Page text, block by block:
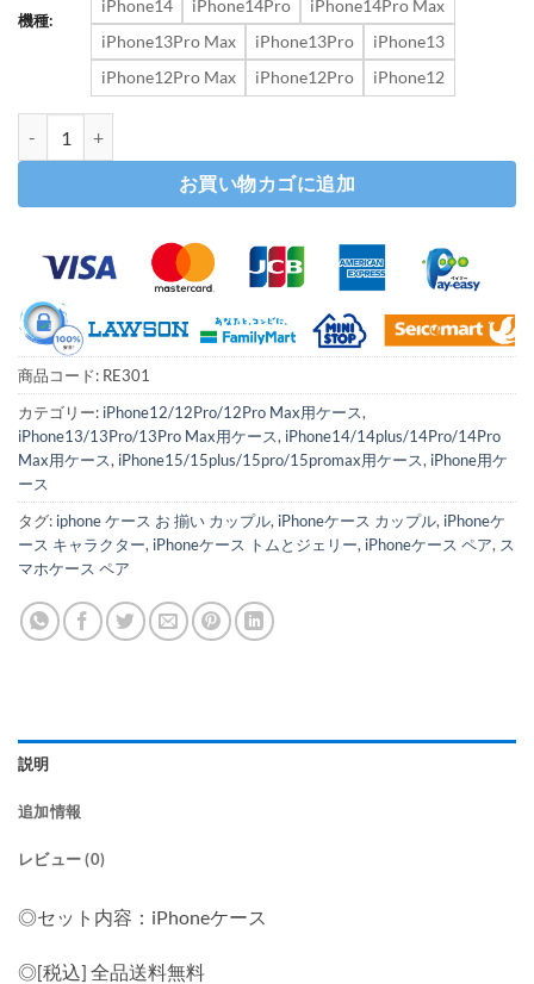
機種:
iPhone14
iPhone14Pro
iPhone14Pro Max
iPhone13Pro Max
iPhone13Pro
iPhone13
iPhone12Pro Max
iPhone12Pro iPhone12
お買い物カゴに追加
商品コード: RE301
カテゴリー: iPhone12/12Pro/12Pro Max用ケース,
iPhone13/13Pro/13Pro Max用ケース, iPhone14/14plus/14Pro/14Pro
Max用ケース, iPhone15/15plus/15pro/15promax用ケース, iPhone用ケ
ース
タグ: iphone ケース お 揃い カップル, iPhoneケース カップル, iPhoneケ
ース キャラクター, iPhoneケース トムとジェリー, iPhoneケース ペア, ス
マホケース ペア
説明
追加情報
レビュー (0)
◎セット内容：iPhoneケース
◎[税込] 全品送料無料